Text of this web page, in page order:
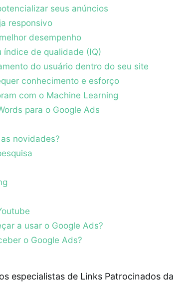
seus anúncios
responsivo
desempenho
índice de qualidade (IQ)
do usuário dentro do seu site
conhecimento e esforço
com o Machine Learning
para o Google Ads
novidades?
a usar o Google Ads?
o Google Ads?
especialistas de Links Patrocinados da